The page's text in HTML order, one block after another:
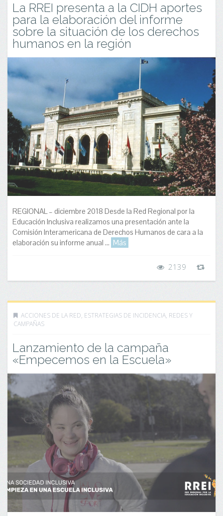
La RREI presenta a la CIDH aportes
para la elaboración del informe
sobre la situación de los derechos
humanos en la región
REGIONAL – diciembre 2018 Desde la Red Regional por la
Educación Inclusiva realizamos una presentación ante la
Comisión Interamericana de Derechos Humanos de cara a la
elaboración su informe anual ... Más
2139
ACCIONES DE LA RED, ESTRATEGIAS DE INCIDENCIA, REDES Y
CAMPAÑAS
Lanzamiento de la campaña
«Empecemos en la Escuela»